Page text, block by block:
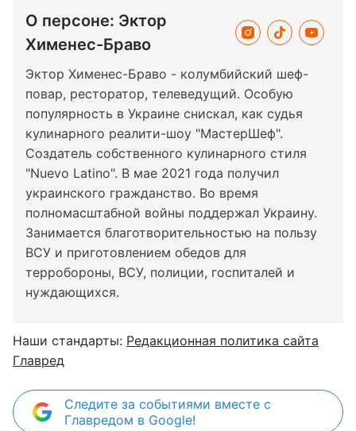
О персоне: Эктор
Хименес-Браво
Эктор Хименес-Браво - колумбийский шеф-
повар, ресторатор, телеведущий. Особую
популярность в Украине снискал, как судья
кулинарного реалити-шоу "МастерШеф".
Создатель собственного кулинарного стиля
"Nuevo Latino". В мае 2021 года получил
украинского гражданство. Во время
полномасштабной войны поддержал Украину.
Занимается благотворительностью на пользу
ВСУ и приготовлением обедов для
терробороны, ВСУ, полиции, госпиталей и
нуждающихся.
Наши стандарты: Редакционная политика сайта
Главред
Следите за событиями вместе с
Главредом в Google!